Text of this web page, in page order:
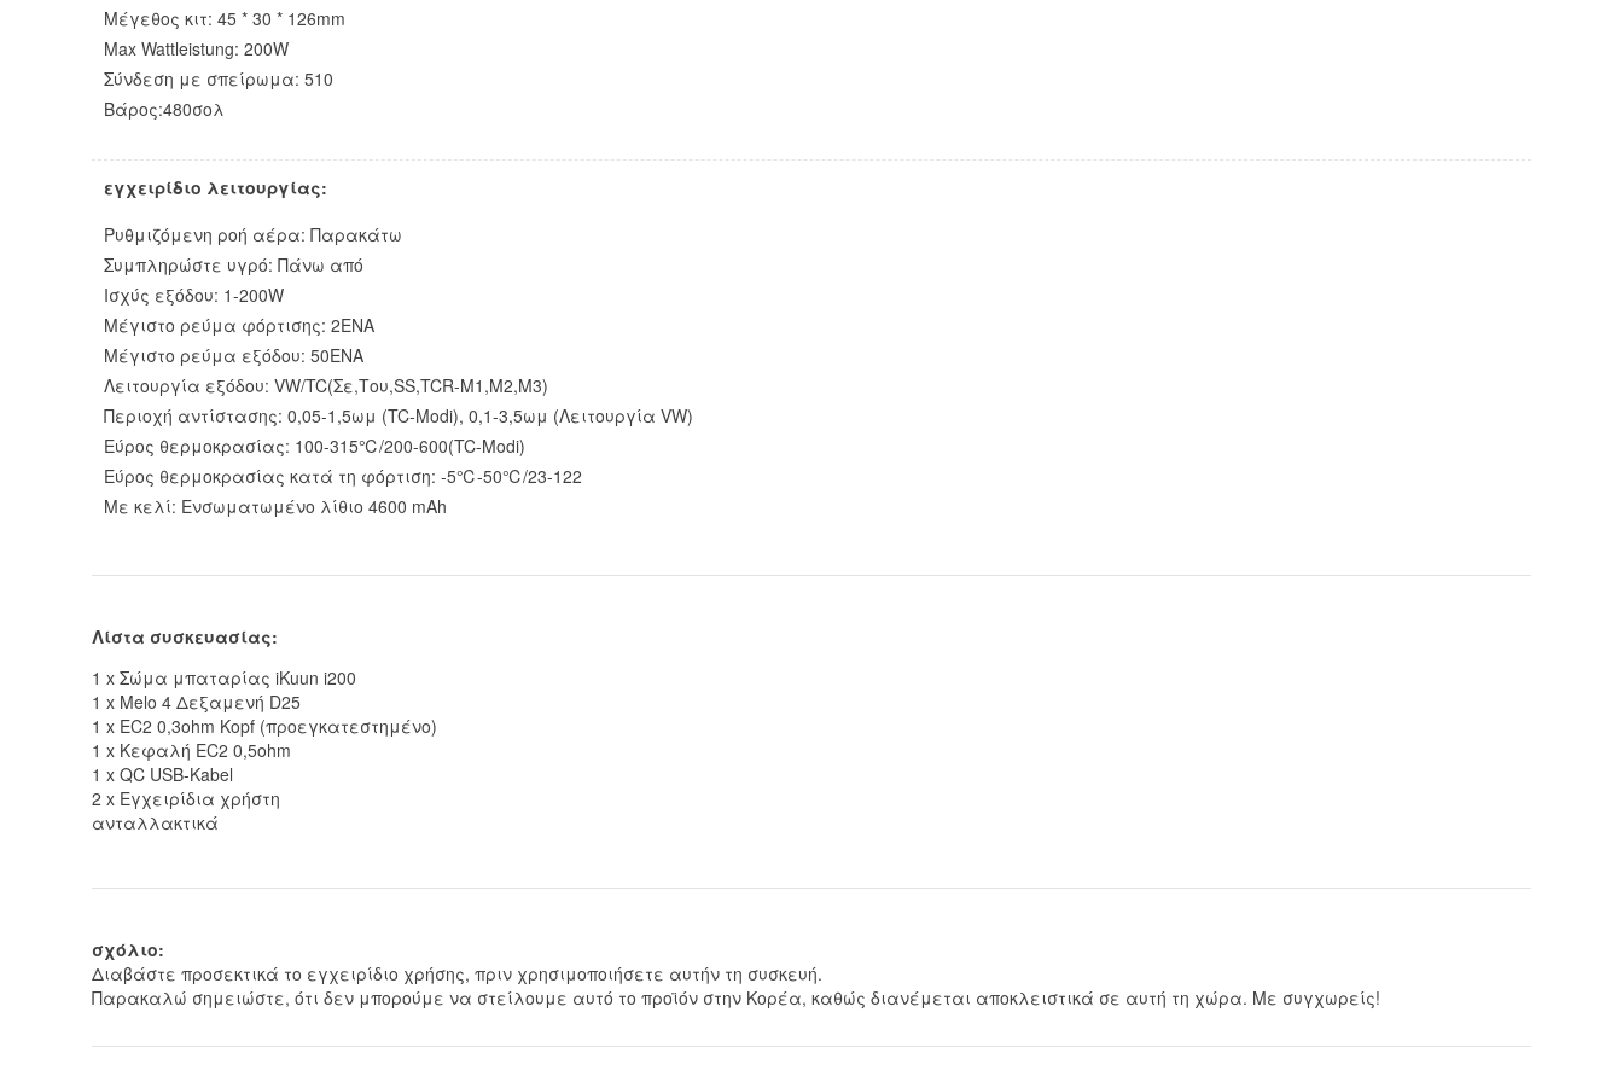
Μέγεθος κιτ: 45 * 30 * 126mm
Max Wattleistung: 200W
Σύνδεση με σπείρωμα: 510
Βάρος:480σολ
εγχειρίδιο λειτουργίας:
Ρυθμιζόμενη ροή αέρα: Παρακάτω
Συμπληρώστε υγρό: Πάνω από
Ισχύς εξόδου: 1-200W
Μέγιστο ρεύμα φόρτισης: 2ΕΝΑ
Μέγιστο ρεύμα εξόδου: 50ΕΝΑ
Λειτουργία εξόδου: VW/TC(Σε,Του,SS,TCR-M1,M2,M3)
Περιοχή αντίστασης: 0,05-1,5ωμ (TC-Modi), 0,1-3,5ωμ (Λειτουργία VW)
Εύρος θερμοκρασίας: 100-315℃/200-600(TC-Modi)
Εύρος θερμοκρασίας κατά τη φόρτιση: -5℃-50℃/23-122
Με κελί: Ενσωματωμένο λίθιο 4600 mAh
Λίστα συσκευασίας:
1 x Σώμα μπαταρίας iKuun i200
1 x Melo 4 Δεξαμενή D25
1 x EC2 0,3ohm Kopf (προεγκατεστημένο)
1 x Κεφαλή EC2 0,5ohm
1 x QC USB-Kabel
2 x Εγχειρίδια χρήστη
ανταλλακτικά
σχόλιο:
Διαβάστε προσεκτικά το εγχειρίδιο χρήσης, πριν χρησιμοποιήσετε αυτήν τη συσκευή.
Παρακαλώ σημειώστε, ότι δεν μπορούμε να στείλουμε αυτό το προϊόν στην Κορέα, καθώς διανέμεται αποκλειστικά σε αυτή τη χώρα. Με συγχωρείς!